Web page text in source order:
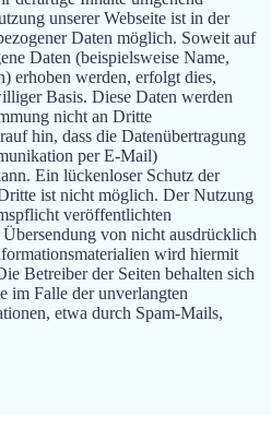
unserer Webseite ist in der
Daten möglich. Soweit auf
Daten (beispielsweise Name,
erhoben werden, erfolgt dies,
Basis. Diese Daten werden
nicht an Dritte
hin, dass die Datenübertragung
per E-Mail)
Ein lückenloser Schutz der
ist nicht möglich. Der Nutzung
veröffentlichten
von nicht ausdrücklich
wird hiermit
Betreiber der Seiten behalten sich
im Falle der unverlangten
etwa durch Spam-Mails,